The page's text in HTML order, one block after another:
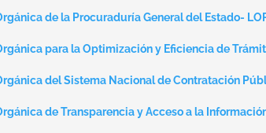
de la Procuraduría General del Estado-
para la Optimización y Eficiencia de
del Sistema Nacional de Contratación
de Transparencia y Acceso a la